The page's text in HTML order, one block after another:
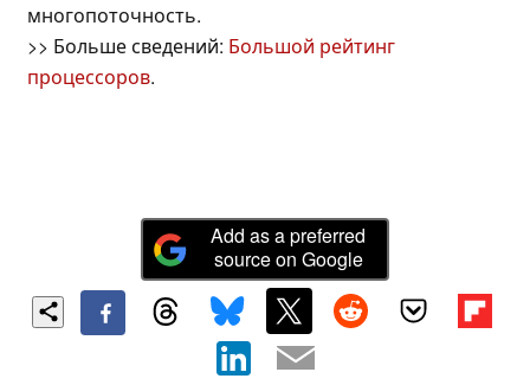
многопоточность.
>> Больше сведений: Большой рейтинг
процессоров.
Add as a preferred
source on Google